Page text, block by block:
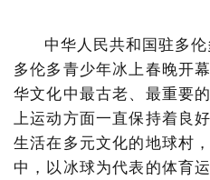
中华人民共和国驻多
多伦多青少年冰上春晚开
华文化中最古老、最重要
上运动方面一直保持着良
生活在多元文化的地球村
中，以冰球为代表的体育